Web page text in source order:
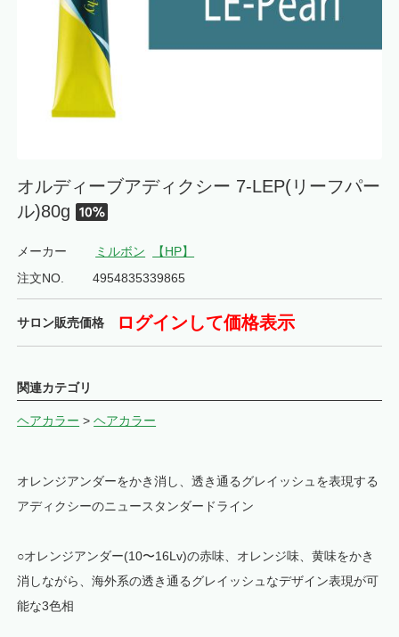
オルディーブアディクシー 7-LEP(リーフパー
ル)80g
メーカー ミルボン
【HP】
注文NO.
4954835339865
サロン販売価格 ログインして価格表示
関連カテゴリ
ヘアカラー >ヘアカラー
オレンジアンダーをかき消し、透き通るグレイッシュを表現する
アディクシーのニュースタンダードライン
○オレンジアンダー(10〜16Lv)の赤味、オレンジ味、黄味をかき
消しながら、海外系の透き通るグレイッシュなデザイン表現が可
能な3色相